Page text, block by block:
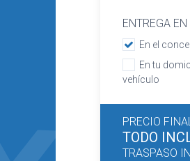
ENTREGA
En el
En tu
vehículo
PRECIO
TODO
TRASPASO